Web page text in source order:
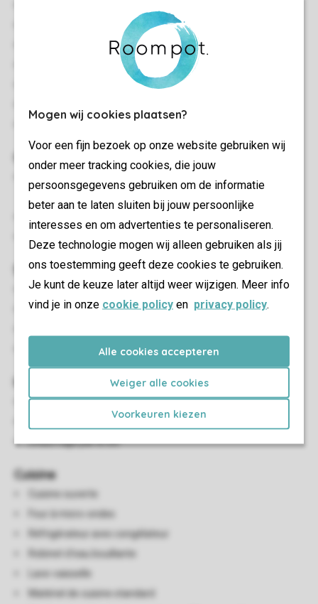
Mogen wij cookies plaatsen?
Voor een fijn bezoek op onze website gebruiken wij
onder meer tracking cookies, die jouw
persoonsgegevens gebruiken om de informatie
beter aan te laten sluiten bij jouw persoonlijke
interesses en om advertenties te personaliseren.
Deze technologie mogen wij alleen gebruiken als jij
ons toestemming geeft deze cookies te gebruiken.
Je kunt de keuze later altijd weer wijzigen. Meer info
vind je in onze cookie policy en privacy policy.
Alle cookies accepteren
Weiger alle cookies
Voorkeuren kiezen
Cinq chambres à coucher
Convient pour 10 personnes
Les chiens sont autorisés dans certains logements
Chambre(s) à coucher
Salon/salle à manger
Coin salon
Salle à manger
Télévision connectée
Installations sanitaires
Trois salles de bains avec douche à l'italienne et lavabo
Deux toilettes séparées
Chauffage par le sol
Cuisine
Cuisine ouverte
Four à micro-ondes
Réfrigérateur avec congélateur
Robinet d'eau bouillante
Lave-vaisselle
Matériel de cuisine standard